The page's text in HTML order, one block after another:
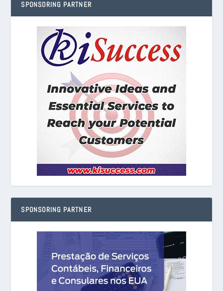
SPONSORING PARTNER
SPONSORING PARTNER